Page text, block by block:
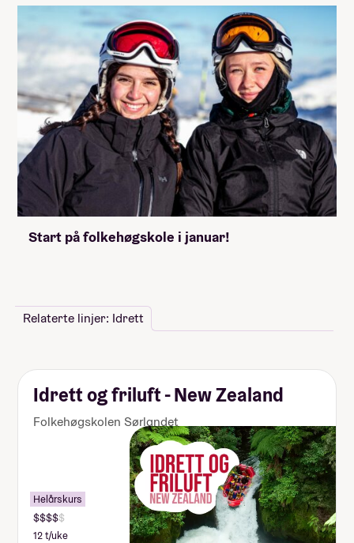
Start på folkehøgskole i januar!
Relaterte linjer: Idrett
Idrett og friluft - New Zealand
Folkehøgskolen Sørlandet
Helårskurs
12 t/uke